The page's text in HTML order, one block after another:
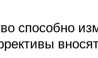
способно